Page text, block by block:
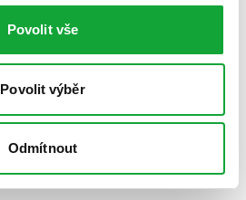
Povolit vše
Povolit výběr
Odmítnout